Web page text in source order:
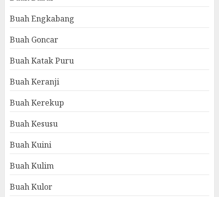
Buah Engkabang
Buah Goncar
Buah Katak Puru
Buah Keranji
Buah Kerekup
Buah Kesusu
Buah Kuini
Buah Kulim
Buah Kulor